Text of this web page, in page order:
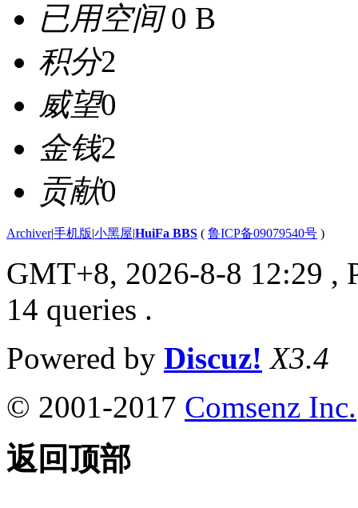
已用空间0 B
积分2
威望0
金钱2
贡献0
Archiver|手机版|小黑屋|HuiFa BBS ( 鲁ICP备09079540号 )
GMT+8, 2026-8-8 12:29 ,
14 queries .
Powered by Discuz! X3.4
© 2001-2017 Comsenz Inc.
返回顶部